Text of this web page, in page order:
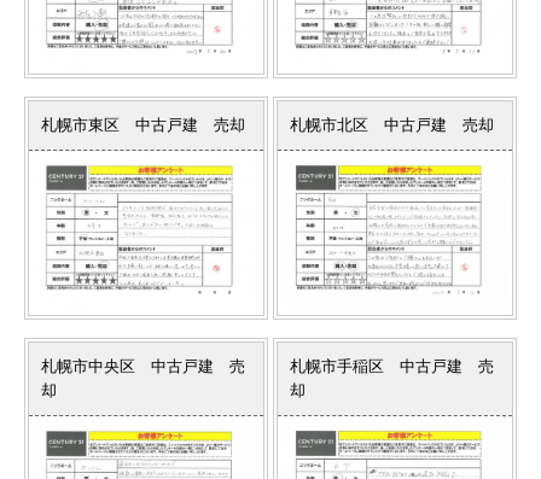
札幌市東区 中古戸建 売却 札幌市北区 中古戸建 売却
札幌市中央区 中古戸建 売
却
札幌市手稲区 中古戸建 売
却